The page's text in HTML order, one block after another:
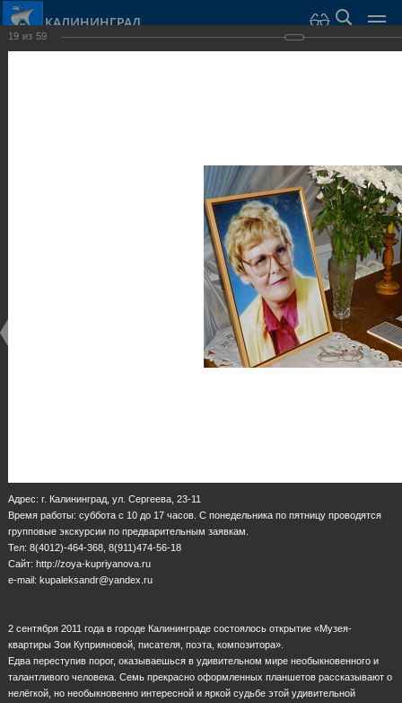
КАЛИНИНГРАД
19 из 59
Адрес: г. Калининград, ул. Сергеева, 23-11
Время работы: суббота с 10 до 17 часов. С понедельника по пятницу проводятся
групповые экскурсии по предварительным заявкам.
Тел: 8(4012)-464-368, 8(911)474-56-18
Сайт: http://zoya-kupriyanova.ru
e-mail: kupaleksandr@yandex.ru
2 сентября 2011 года в городе Калининграде состоялось открытие «Музея-
квартиры Зои Куприяновой, писателя, поэта, композитора».
Едва переступив порог, оказываешься в удивительном мире необыкновенного и
талантливого человека. Семь прекрасно оформленных планшетов рассказывают о
нелёгкой, но необыкновенно интересной и яркой судьбе этой удивительной